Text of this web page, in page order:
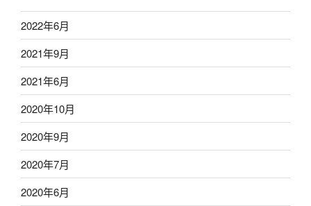
2022年6月
2021年9月
2021年6月
2020年10月
2020年9月
2020年7月
2020年6月